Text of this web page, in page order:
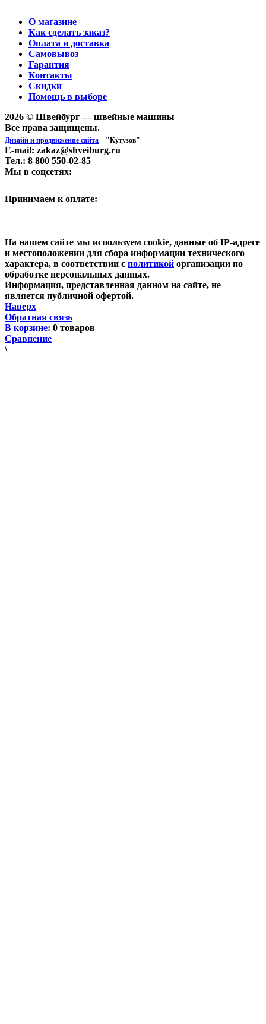
О магазине
Как сделать заказ?
Оплата и доставка
Самовывоз
Гарантия
Контакты
Скидки
Помощь в выборе
2026 © Швейбург — швейные машины
Все права защищены.
Дизайн и продвижение сайта – "Кутузов"
E-mail: zakaz@shveiburg.ru
Тел.: 8 800 550-02-85
Мы в соцсетях:
Принимаем к оплате:
На нашем сайте мы используем cookie, данные об IP-адресе
и местоположении для сбора информации технического
характера, в соответствии с политикой организации по
обработке персональных данных.
Информация, представленная данном на сайте, не
является публичной офертой.
Наверх
Обратная связь
В корзине: 0 товаров
Сравнение
\